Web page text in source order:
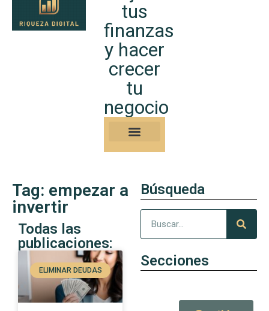
tus
finanzas
y hacer
crecer
tu
negocio
Tag: empezar a
invertir
Todas las
publicaciones:
ELIMINAR DEUDAS
Búsqueda
Secciones